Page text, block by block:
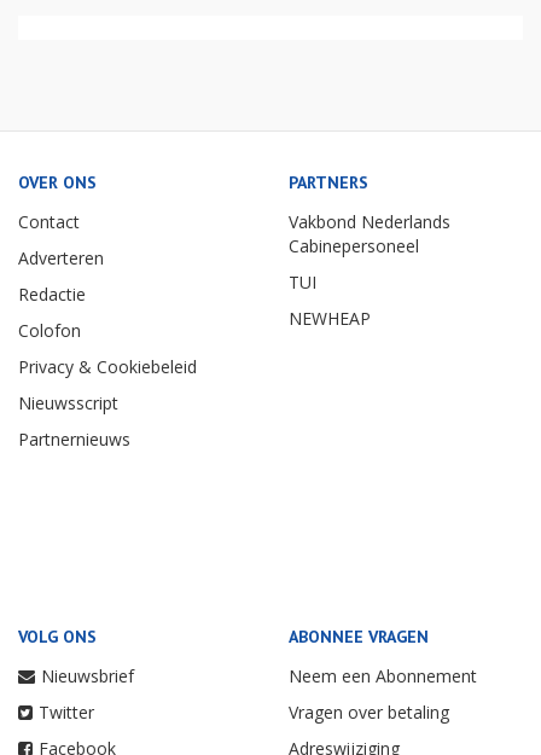
OVER ONS
Contact
Adverteren
Redactie
Colofon
Privacy & Cookiebeleid
Nieuwsscript
Partnernieuws
PARTNERS
Vakbond Nederlands
Cabinepersoneel
TUI
NEWHEAP
VOLG ONS
Nieuwsbrief
Twitter
Facebook
ABONNEE VRAGEN
Neem een Abonnement
Vragen over betaling
Adreswijziging